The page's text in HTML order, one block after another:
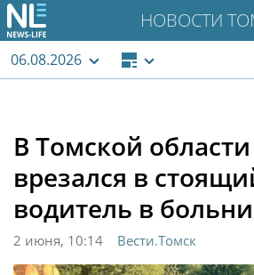
НОВОСТИ
06.08.2026
В Томской
врезался в
водитель в
2 июня, 10:14 Вести.Томск